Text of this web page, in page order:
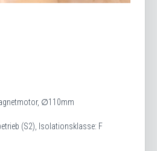
∅110mm
(S2), Isolationsklasse: F